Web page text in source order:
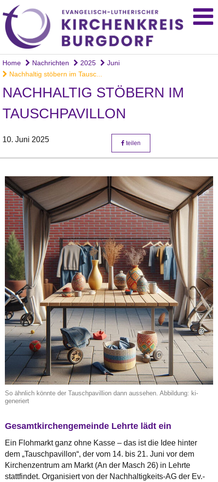
Home Nachrichten 2025
Juni
Nachhaltig stöbern im Tausc...
NACHHALTIG STÖBERN IM
TAUSCHPAVILLON
10. Juni 2025 teilen
So ähnlich könnte der Tauschpavillion dann aussehen. Abbildung: ki-
generiert
Gesamtkirchengemeinde Lehrte lädt ein
Ein Flohmarkt ganz ohne Kasse – das ist die Idee hinter
dem „Tauschpavillon“, der vom 14. bis 21. Juni vor dem
Kirchenzentrum am Markt (An der Masch 26) in Lehrte
stattfindet. Organisiert von der Nachhaltigkeits-AG der Ev.-